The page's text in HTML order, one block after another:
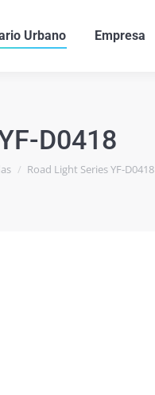
Urbano Empresa
D0418
Road Light Series YF-D0418